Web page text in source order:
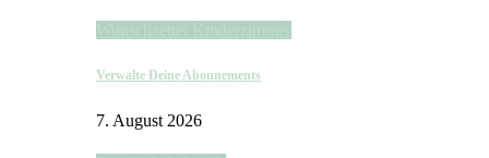
Verwalte Deine Abonnements
7. August 2026